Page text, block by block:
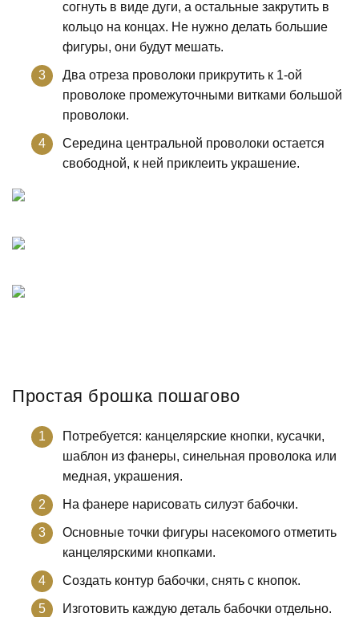
согнуть в виде дуги, а остальные закрутить в
кольцо на концах. Не нужно делать большие
фигуры, они будут мешать.
Два отреза проволоки прикрутить к 1-ой
проволоке промежуточными витками большой
проволоки.
Середина центральной проволоки остается
свободной, к ней приклеить украшение.
Простая брошка пошагово
Потребуется: канцелярские кнопки, кусачки,
шаблон из фанеры, синельная проволока или
медная, украшения.
На фанере нарисовать силуэт бабочки.
Основные точки фигуры насекомого отметить
канцелярскими кнопками.
Создать контур бабочки, снять с кнопок.
Изготовить каждую деталь бабочки отдельно.